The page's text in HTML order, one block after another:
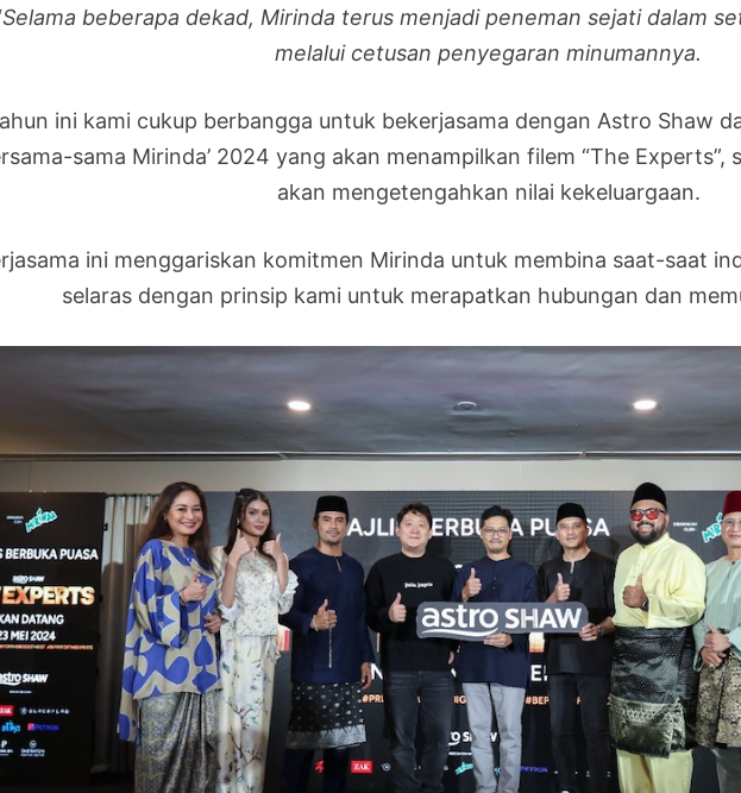
Selama beberapa dekad, Mirinda terus menjadi peneman sejati dalam
melalui cetusan penyegaran minumannya.
ini kami cukup berbangga untuk bekerjasama dengan Astro Shaw
sama Mirinda’ 2024 yang akan menampilkan filem “The Experts”,
akan mengetengahkan nilai kekeluargaan.
ini menggariskan komitmen Mirinda untuk membina saat-saat
selaras dengan prinsip kami untuk merapatkan hubungan dan